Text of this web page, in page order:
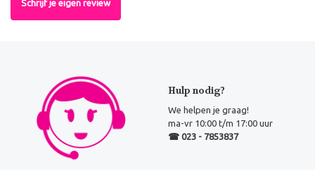
Schrijf je eigen review
Hulp nodig?
We helpen je graag!
ma-vr 10:00 t/m 17:00 uur
☎ 023 - 7853837